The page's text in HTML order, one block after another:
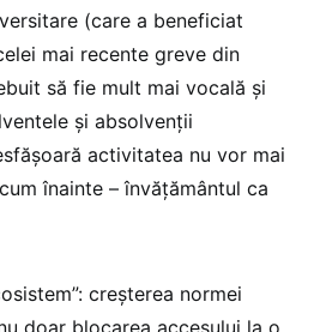
(care a beneficiat
mai recente greve din
să fie mult mai vocală și
și absolvenții
activitatea nu vor mai
înainte – învățământul ca
creșterea normei
doar blocarea accesului la o